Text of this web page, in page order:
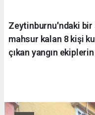
Zeytinburnu'ndaki bir
mahsur kalan 8 kişi
çıkan yangın